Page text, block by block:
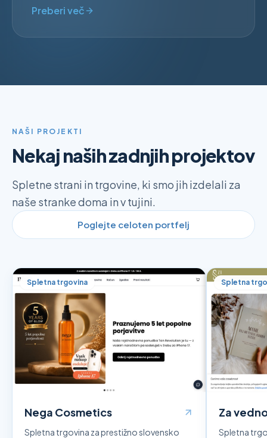
Preberi več
NAŠI PROJEKTI
Nekaj naših zadnjih projektov
Spletne strani in trgovine, ki smo jih izdelali za
naše stranke doma in v tujini.
Poglejte celoten portfelj
Spletna trgovina
Nega Cosmetics
Spletna trgovina za prestižno slovensko
Spletna
Za
Spletna